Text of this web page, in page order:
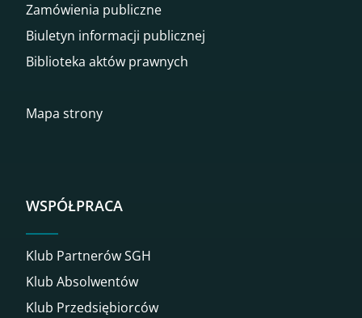
Zamówienia publiczne
Biuletyn informacji publicznej
Biblioteka aktów prawnych
Mapa strony
WSPÓŁPRACA
Klub Partnerów SGH
Klub Absolwentów
Klub Przedsiębiorców